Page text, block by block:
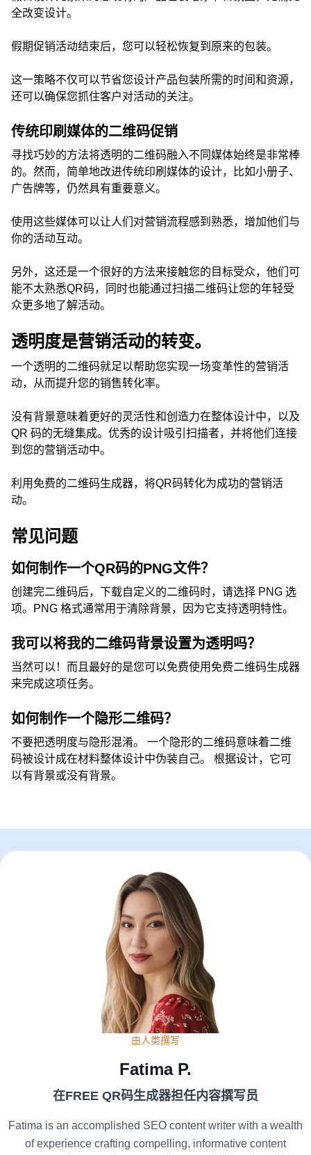
全改变设计。
假期促销活动结束后，您可以轻松恢复到原来的包装。
这一策略不仅可以节省您设计产品包装所需的时间和资源，
还可以确保您抓住客户对活动的关注。
传统印刷媒体的二维码促销
寻找巧妙的方法将透明的二维码融入不同媒体始终是非常棒
的。然而，简单地改进传统印刷媒体的设计，比如小册子、
广告牌等，仍然具有重要意义。
使用这些媒体可以让人们对营销流程感到熟悉，增加他们与
你的活动互动。
另外，这还是一个很好的方法来接触您的目标受众，他们可
能不太熟悉QR码，同时也能通过扫描二维码让您的年轻受
众更多地了解活动。
透明度是营销活动的转变。
一个透明的二维码就足以帮助您实现一场变革性的营销活
动，从而提升您的销售转化率。
没有背景意味着更好的灵活性和创造力在整体设计中，以及
QR 码的无缝集成。优秀的设计吸引扫描者，并将他们连接
到您的营销活动中。
利用免费的二维码生成器，将QR码转化为成功的营销活
动。
常见问题
如何制作一个QR码的PNG文件？
创建完二维码后，下载自定义的二维码时，请选择 PNG 选
项。PNG 格式通常用于清除背景，因为它支持透明特性。
我可以将我的二维码背景设置为透明吗？
当然可以！而且最好的是您可以免费使用免费二维码生成器
来完成这项任务。
如何制作一个隐形二维码？
不要把透明度与隐形混淆。 一个隐形的二维码意味着二维
码被设计成在材料整体设计中伪装自己。 根据设计，它可
以有背景或没有背景。
由人类撰写
Fatima P.
在FREE QR码生成器担任内容撰写员
Fatima is an accomplished SEO content writer with a wealth
of experience crafting compelling, informative content